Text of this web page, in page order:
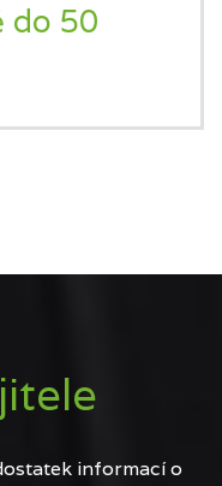
do 50
informací o